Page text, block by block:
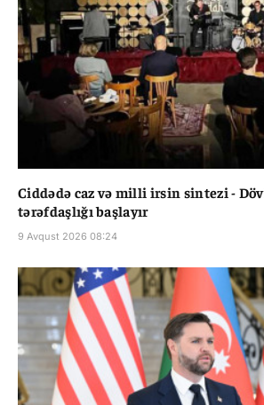
Ciddədə caz və milli irsin sintezi -
tərəfdaşlığı başlayır
9 Avqust 2026 08:24